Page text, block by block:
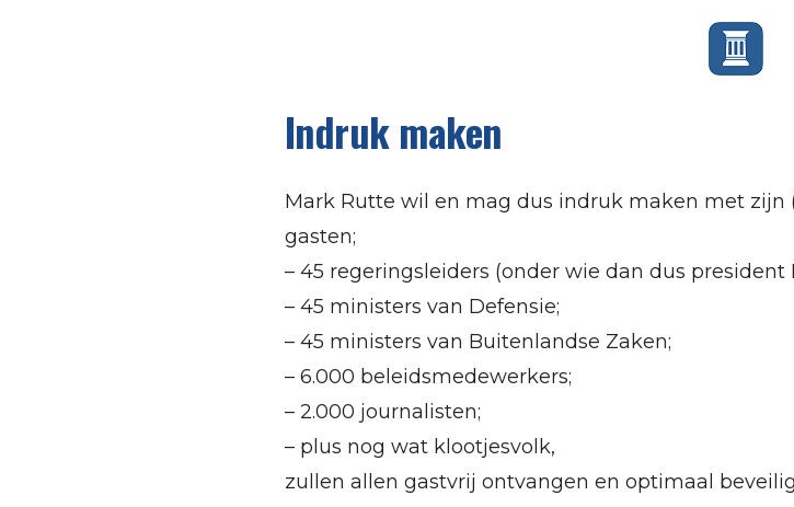
Indruk maken
Mark Rutte wil en mag dus indruk maken met zijn
gasten;
– 45 regeringsleiders (onder wie dan dus president
– 45 ministers van Defensie;
– 45 ministers van Buitenlandse Zaken;
– 6.000 beleidsmedewerkers;
– 2.000 journalisten;
– plus nog wat klootjesvolk,
zullen allen gastvrij ontvangen en optimaal